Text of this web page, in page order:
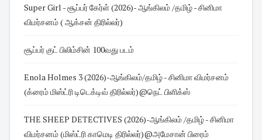
Super Girl - சூப்பர் கேர்ள் (2026)- ஆங்கிலம் /தமிழ் - சினிமா
விமர்சனம் ( ஆக்சன் திரில்லர்)
சூப்பர் குட் பிலிம்சின் 100வது படம்
Enola Holmes 3 (2026)-ஆங்கிலம்/தமிழ் - சினிமா விமர்சனம்
(க்ரைம் மிஸ்ட்ரி டிடெக்டிவ் திரில்லர்)@நெட் பிளிக்ஸ்
THE SHEEP DETECTIVES (2026)-ஆங்கிலம் /தமிழ் - சினிமா
விமர்சனம் (மிஸ்ட்ரி காமெடி திரில்லர்)@அமேசான் பிரைம்